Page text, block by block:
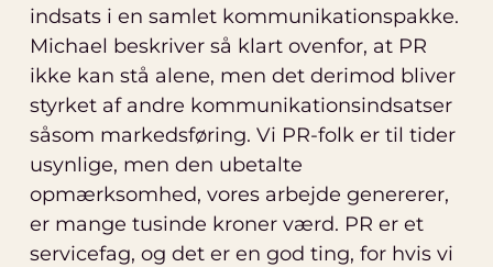
indsats i en samlet kommunikationspakke.
Michael beskriver så klart ovenfor, at PR
ikke kan stå alene, men det derimod bliver
styrket af andre kommunikationsindsatser
såsom markedsføring. Vi PR-folk er til tider
usynlige, men den ubetalte
opmærksomhed, vores arbejde genererer,
er mange tusinde kroner værd. PR er et
servicefag, og det er en god ting, for hvis vi